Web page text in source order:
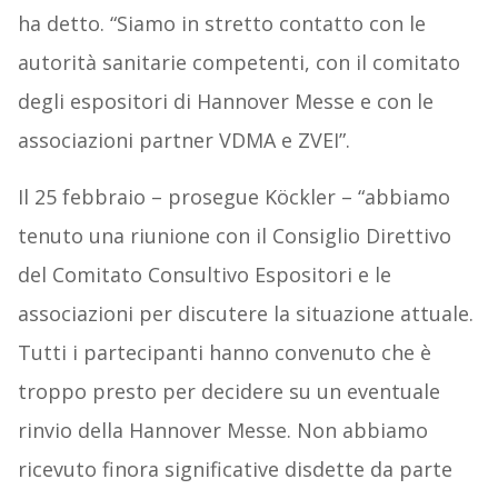
ha detto. “Siamo in stretto contatto con le
autorità sanitarie competenti, con il comitato
degli espositori di Hannover Messe e con le
associazioni partner VDMA e ZVEI”.
Il 25 febbraio – prosegue Köckler – “abbiamo
tenuto una riunione con il Consiglio Direttivo
del Comitato Consultivo Espositori e le
associazioni per discutere la situazione attuale.
Tutti i partecipanti hanno convenuto che è
troppo presto per decidere su un eventuale
rinvio della Hannover Messe. Non abbiamo
ricevuto finora significative disdette da parte